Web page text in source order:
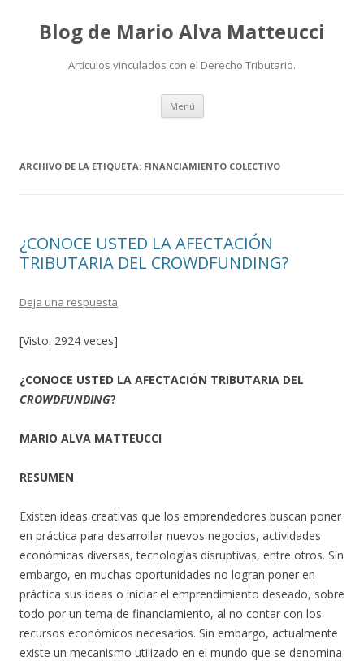
Blog de Mario Alva Matteucci
Artículos vinculados con el Derecho Tributario.
Menú Ir
contenido
ARCHIVO DE LA ETIQUETA: FINANCIAMIENTO COLECTIVO
¿CONOCE USTED LA AFECTACIÓN
TRIBUTARIA DEL CROWDFUNDING?
Deja una respuesta
[Visto: 2924 veces]
¿CONOCE USTED LA AFECTACIÓN TRIBUTARIA DEL
CROWDFUNDING?
MARIO ALVA MATTEUCCI
RESUMEN
Existen ideas creativas que los emprendedores buscan poner
en práctica para desarrollar nuevos negocios, actividades
económicas diversas, tecnologías disruptivas, entre otros. Sin
embargo, en muchas oportunidades no logran poner en
práctica sus ideas o iniciar el emprendimiento deseado, sobre
todo por un tema de financiamiento, al no contar con los
recursos económicos necesarios. Sin embargo, actualmente
existe un mecanismo utilizado en el mundo que se denomina